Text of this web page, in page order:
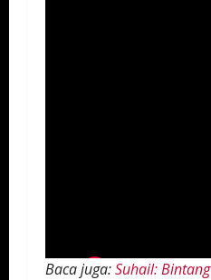
Baca juga:Suhail: Bintang